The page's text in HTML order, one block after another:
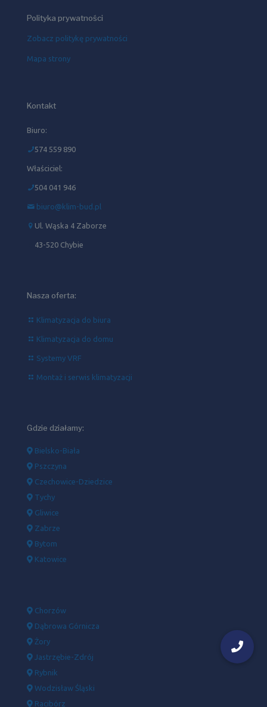
Polityka prywatności
Zobacz politykę prywatności
Mapa strony
Kontakt
Biuro:
574 559 890
Właściciel:
504 041 946‬
biuro@klim-bud.pl
Ul. Wąska 4 Zaborze
43-520 Chybie
Nasza oferta:
Klimatyzacja do biura
Klimatyzacja do domu
Systemy VRF
Montaż i serwis klimatyzacji
Gdzie działamy:
Bielsko-Biała
Pszczyna
Czechowice-Dziedzice
Tychy
Gliwice
Zabrze
Bytom
Katowice
Chorzów
Dąbrowa Górnicza
Żory
Jastrzębie-Zdrój
Rybnik
Wodzisław Śląski
Racibórz